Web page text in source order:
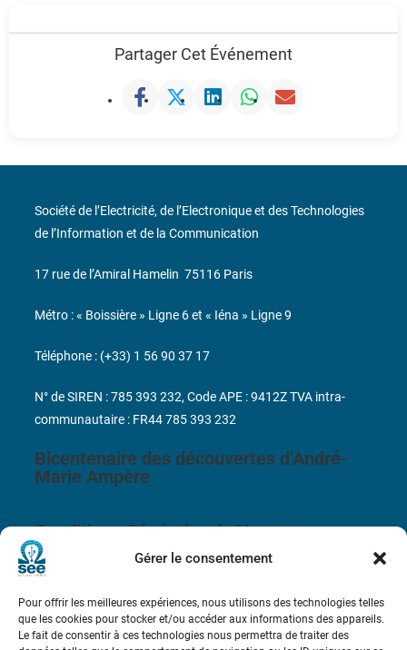
Gérer le consentement
Pour offrir les meilleures expériences, nous utilisons des technologies telles
que les cookies pour stocker et/ou accéder aux informations des appareils.
Le fait de consentir à ces technologies nous permettra de traiter des
Partager Cet Événement
Bicentenaire des découvertes d’André-
Marie Ampère
Conditions Générales de Vente
Contact
Société de l’Electricité, de l’Electronique et des Technologies
de l’Information et de la Communication
17 rue de l’Amiral Hamelin 75116 Paris
Métro : « Boissière » Ligne 6 et « Iéna » Ligne 9
Téléphone : (+33) 1 56 90 37 17
N° de SIREN : 785 393 232, Code APE : 9412Z TVA intra-
communautaire : FR44 785 393 232